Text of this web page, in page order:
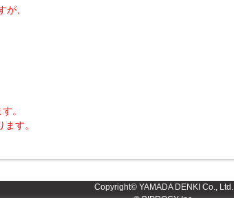
、
。
す。
Copyright© YAMADA DENKI Co., Ltd.